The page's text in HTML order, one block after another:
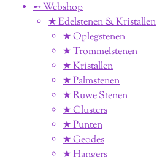
➸ Webshop
★ Edelstenen & Kristallen
★ Oplegstenen
★ Trommelstenen
★ Kristallen
★ Palmstenen
★ Ruwe Stenen
★ Clusters
★ Punten
★ Geodes